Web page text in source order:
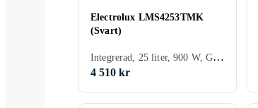
Electrolux LMS4253TMK
(Svart)
Integrerad, 25 liter, 900 W, Grillfunktion
4 510 kr